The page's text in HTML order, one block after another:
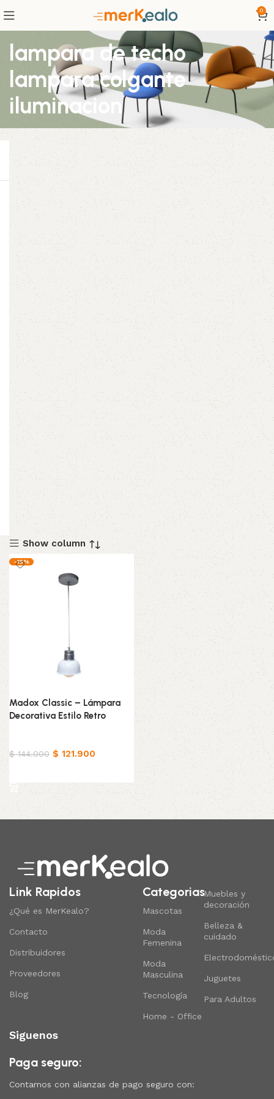
0
lampara de techo
lampara colgante
iluminacion
Show column
-15%
Madox Classic – Lámpara
Decorativa Estilo Retro
$144.000 $ 121.900
Link Rapidos
¿Qué es MerKealo?
Contacto
Distribuidores
Proveedores
Blog
Categorias
Mascotas
Moda
Femenina
Moda
Masculina
Tecnología
Home - Office
Muebles y
decoración
Belleza &
cuidado
Juguetes
Para Adultos
Siguenos
Paga seguro:
Contamos con alianzas de pago seguro con: